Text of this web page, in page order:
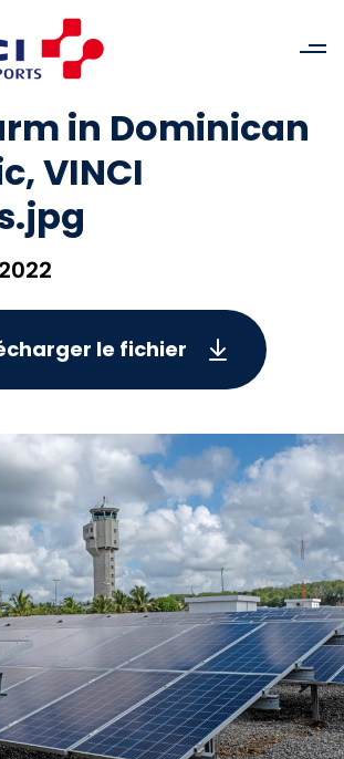
in Dominican
VINCI
le fichier